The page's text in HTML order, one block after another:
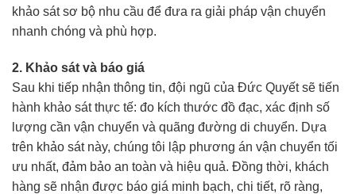
khảo sát sơ bộ nhu cầu để đưa ra giải pháp vận chuyển
nhanh chóng và phù hợp.
2. Khảo sát và báo giá
Sau khi tiếp nhận thông tin, đội ngũ của Đức Quyết sẽ tiến
hành khảo sát thực tế: đo kích thước đồ đạc, xác định số
lượng cần vận chuyển và quãng đường di chuyển. Dựa
trên khảo sát này, chúng tôi lập phương án vận chuyển tối
ưu nhất, đảm bảo an toàn và hiệu quả. Đồng thời, khách
hàng sẽ nhận được báo giá minh bạch, chi tiết, rõ ràng,